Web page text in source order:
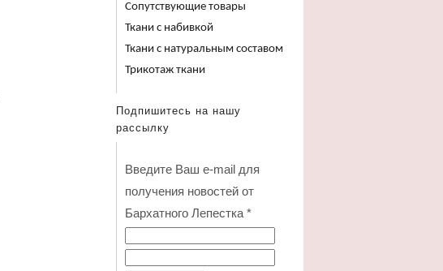
Сопутствующие товары
Ткани с набивкой
Ткани с натуральным составом
Трикотаж ткани
Подпишитесь на нашу
рассылку
Введите Ваш e-mail для
получения новостей от
Бархатного Лепестка *